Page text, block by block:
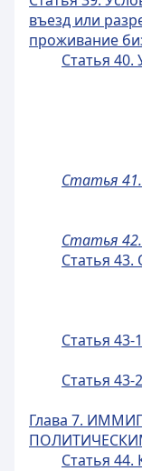
въезд или
проживание
Статья
Статья 41.
Статья
Статья
Статья
Статья
Глава 7.
Статья